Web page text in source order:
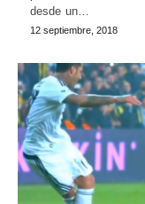
desde un…
12 septiembre, 2018